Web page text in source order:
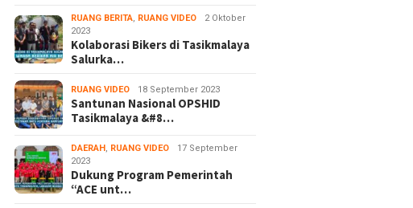
RUANG BERITA, RUANG VIDEO
2 Oktober
2023
Kolaborasi Bikers di Tasikmalaya
Salurka…
RUANG VIDEO 18 September 2023
Santunan Nasional OPSHID
Tasikmalaya &#8…
DAERAH , RUANG VIDEO
17 September
2023
Dukung Program Pemerintah
“ACE unt…